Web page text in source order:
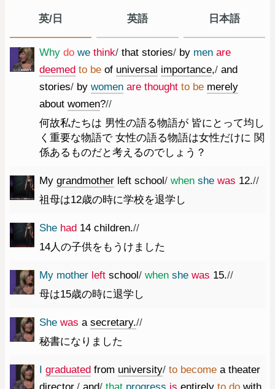
英/日 英語 日本語
Why do we think/ that stories/ by men are
deemed to be of universal importance,/ and
stories/ by women are thought to be merely
about women?//
何故私たちは 男性の語る物語が 皆にとって均し
く重要な物語で 女性の語る物語は女性だけに 関
係あるものだと考えるのでしょう？
My grandmother left school/ when she was 12.//
祖母は12歳の時に学校を退学し
She had 14 children.//
14人の子供をもうけました
My mother left school/ when she was 15.//
母は15歳の時に退学し
She was a secretary.//
秘書になりました
I graduated from university/ to become a theater
director, / and/ that progress is entirely to do with